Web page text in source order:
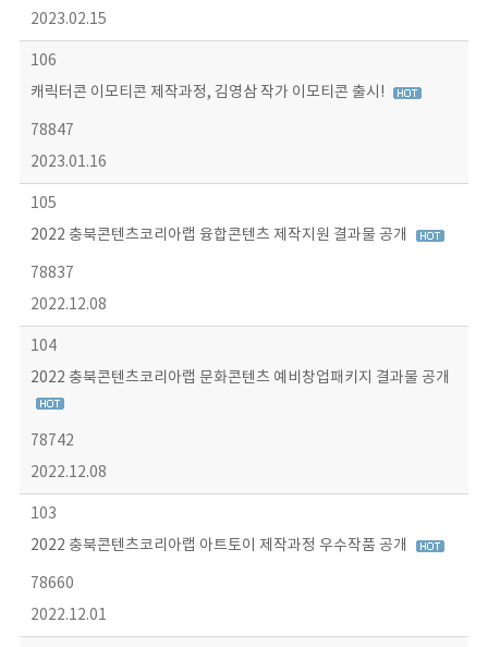
2023.02.15
106
캐릭터콘 이모티콘 제작과정, 김영삼 작가 이모티콘 출시!
78847
2023.01.16
105
2022 충북콘텐츠코리아랩 융합콘텐츠 제작지원 결과물 공개
78837
2022.12.08
104
2022 충북콘텐츠코리아랩 문화콘텐츠 예비창업패키지 결과물 공개
78742
2022.12.08
103
2022 충북콘텐츠코리아랩 아트토이 제작과정 우수작품 공개
78660
2022.12.01